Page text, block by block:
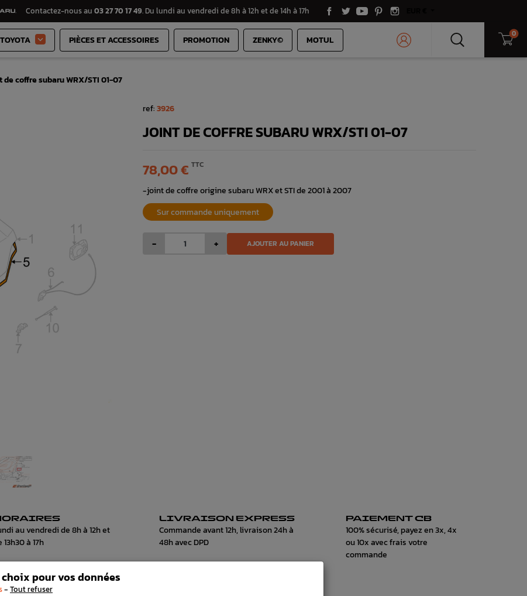
Contactez-nous au 03 27 70 17 49. Du lundi au vendredi de 8h à 12h et de 14h à 17h
TOYOTA  PIÈCES ET ACCESSOIRES PROMOTION ZENKY© MOTUL 0
de coffre subaru WRX/STI 01-07
ref:3926
JOINT DE COFFRE SUBARU WRX/STI 01-07
78,00 € TTC
-joint de coffre origine subaru WRX et STI de 2001 à 2007
Sur commande uniquement
- + AJOUTER AU PANIER
au vendredi de 8h à 12h et
13h30 à 17h
LIVRAISON EXPRESS
Commande avant 12h, livraison 24h à
48h avec DPD
PAIEMENT CB
100% sécurisé, payez en 3x, 4x
ou 10x avec frais votre
commande
pour vos données
- Tout refuser